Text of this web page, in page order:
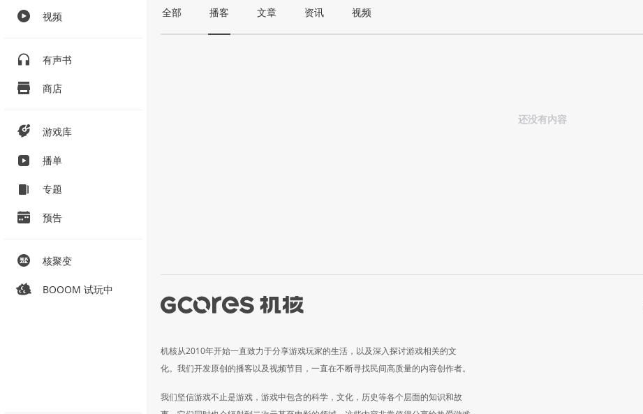
视频
有声书
商店
游戏库
播单
专题
预告
核聚变
BOOOM 试玩中
全部 播客 文章 资讯 视频
还没有内容
机核从2010年开始一直致力于分享游戏玩家的生活，以及深入探讨游戏相关的文
化。我们开发原创的播客以及视频节目，一直在不断寻找民间高质量的内容创作者。
我们坚信游戏不止是游戏，游戏中包含的科学，文化，历史等各个层面的知识和故